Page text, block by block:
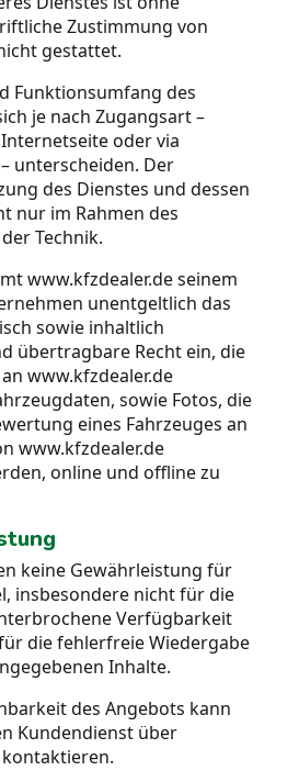
Zustimmung von
gestattet.
Funktionsumfang des
je nach Zugangsart –
oder via
unterscheiden. Der
des Dienstes und dessen
nur im Rahmen des
Technik.
www.kfzdealer.de seinem
unentgeltlich das
sowie inhaltlich
übertragbare Recht ein, die
www.kfzdealer.de
sowie Fotos, die
eines Fahrzeuges an
www.kfzdealer.de
online und offline zu
keine Gewährleistung für
insbesondere nicht für die
Verfügbarkeit
die fehlerfreie Wiedergabe
Inhalte.
des Angebots kann
Kundendienst über